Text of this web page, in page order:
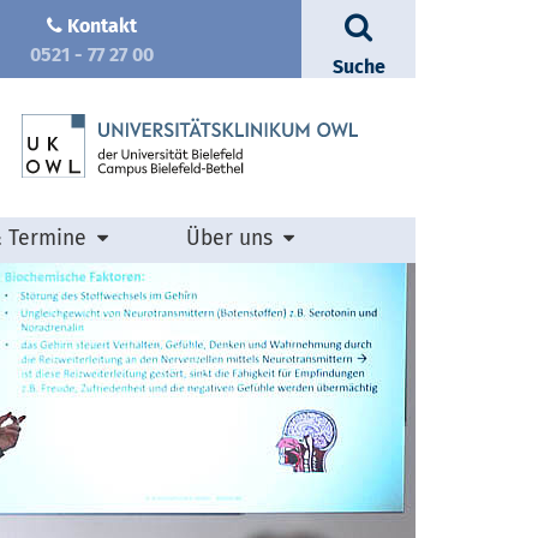
Kontakt
0521 - 77 27 00
Suche
Termine Über uns